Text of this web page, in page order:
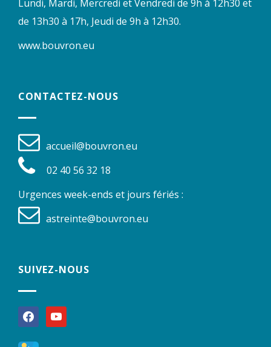
Lundi, Mardi, Mercredi et Vendredi de 9h à 12h30 et
de 13h30 à 17h, Jeudi de 9h à 12h30.
www.bouvron.eu
CONTACTEZ-NOUS
accueil@bouvron.eu
02 40 56 32 18
Urgences week-ends et jours fériés :
astreinte@bouvron.eu
SUIVEZ-NOUS
facebookyoutube